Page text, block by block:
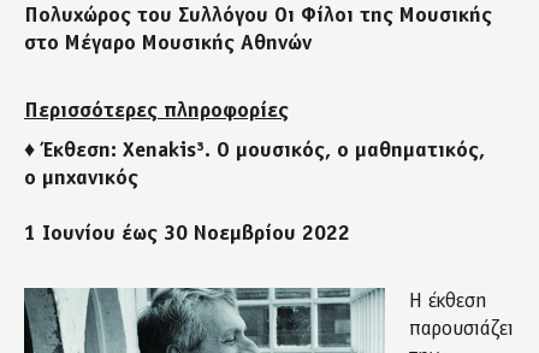
Πολυχώρος του Συλλόγου Οι Φίλοι της Μουσικής
στο Μέγαρο Μουσικής Αθηνών
Περισσότερες πληροφορίες
♦ Έκθεση: Xenakis³. Ο μουσικός, ο μαθηματικός,
ο μηχανικός
1 Ιουνίου έως 30 Νοεμβρίου 2022
H έκθεση
παρουσιάζει